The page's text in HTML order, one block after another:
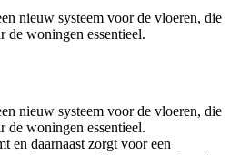
nieuw systeem voor de vloeren, die
de woningen essentieel.
nieuw systeem voor de vloeren, die
de woningen essentieel.
en daarnaast zorgt voor een